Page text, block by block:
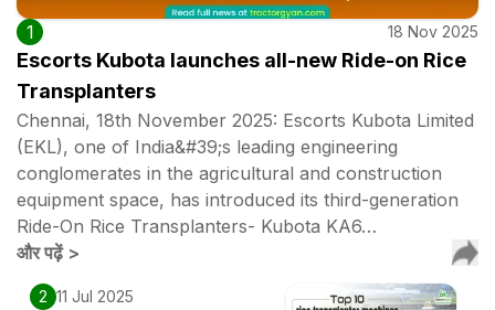
1 18 Nov 2025
Escorts Kubota launches all-new Ride-on Rice
Transplanters
Chennai, 18th November 2025: Escorts Kubota Limited
(EKL), one of India&#39;s leading engineering
conglomerates in the agricultural and construction
equipment space, has introduced its third-generation
Ride-On Rice Transplanters- Kubota KA6…
और पढ़ें>
2 11 Jul 2025